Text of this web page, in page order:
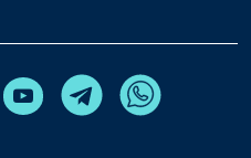
Youtube TelegramWhatsapp